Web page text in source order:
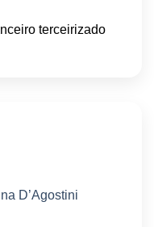
terceirizado